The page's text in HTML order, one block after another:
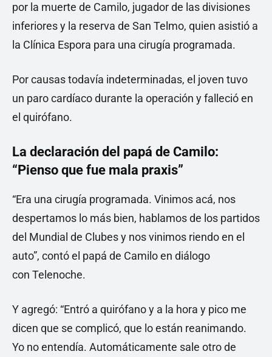
por la muerte de Camilo, jugador de las divisiones
inferiores y la reserva de San Telmo, quien asistió a
la Clínica Espora para una cirugía programada.
Por causas todavía indeterminadas, el joven tuvo
un paro cardíaco durante la operación y falleció en
el quirófano.
La declaración del papá de Camilo:
“Pienso que fue mala praxis”
“Era una cirugía programada. Vinimos acá, nos
despertamos lo más bien, hablamos de los partidos
del Mundial de Clubes y nos vinimos riendo en el
auto”, contó el papá de Camilo en diálogo
con Telenoche.
Y agregó: “Entró a quirófano y a la hora y pico me
dicen que se complicó, que lo están reanimando.
Yo no entendía. Automáticamente sale otro de